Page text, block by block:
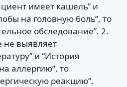
имеет кашель” и
на головную боль”, то
обследование”. 2.
не выявляет
и “История
аллергию”, то
реакцию”.